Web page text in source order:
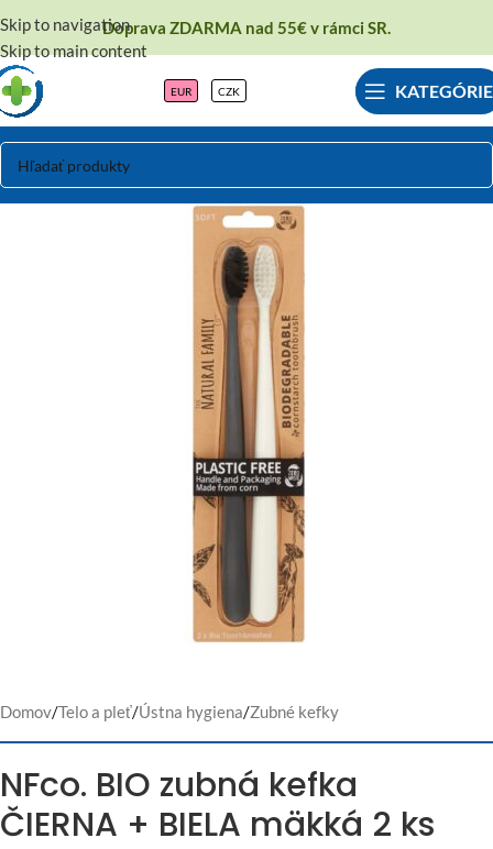
Skip to navigation
Skip to main content
Doprava ZDARMA nad 55€ v rámci SR.
EUR CZK KATEGÓRIE
Domov/Telo a pleť/Ústna hygiena/Zubné kefky
NFco. BIO zubná kefka
ČIERNA + BIELA mäkká 2 ks